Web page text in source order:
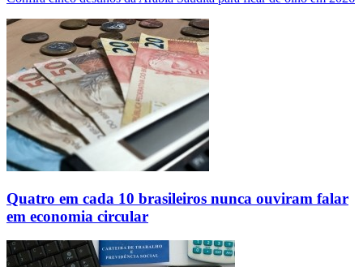
Quatro em cada 10 brasileiros nunca ouviram falar
em economia circular